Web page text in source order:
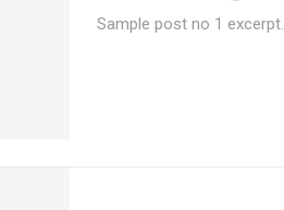
Sample post no 1 excerpt.